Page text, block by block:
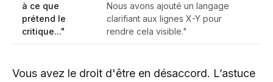
à ce que
prétend le
critique..."
Nous avons ajouté un langage
clarifiant aux lignes X-Y pour
rendre cela visible."
Vous avez le droit d'être en désaccord. L’astuce